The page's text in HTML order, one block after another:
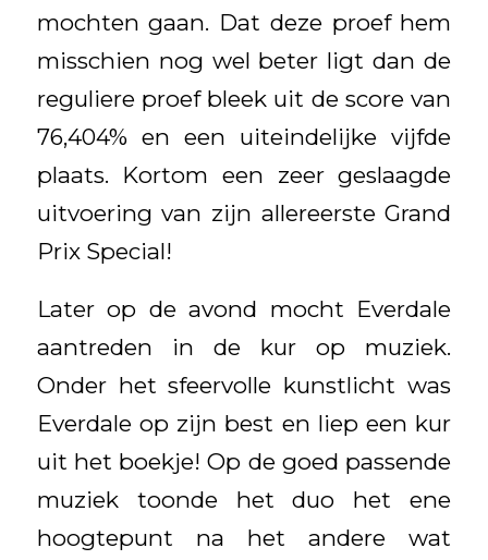
mochten gaan. Dat deze proef hem
misschien nog wel beter ligt dan de
reguliere proef bleek uit de score van
76,404% en een uiteindelijke vijfde
plaats. Kortom een zeer geslaagde
uitvoering van zijn allereerste Grand
Prix Special!
Later op de avond mocht Everdale
aantreden in de kur op muziek.
Onder het sfeervolle kunstlicht was
Everdale op zijn best en liep een kur
uit het boekje! Op de goed passende
muziek toonde het duo het ene
hoogtepunt na het andere wat